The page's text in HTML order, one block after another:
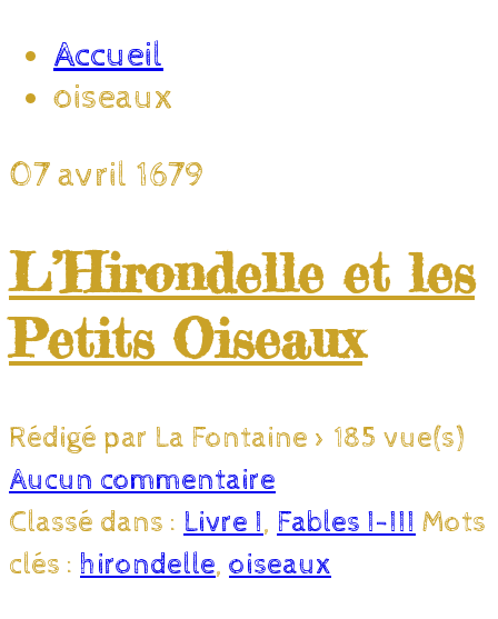
Accueil
oiseaux
07 avril 1679
L’Hirondelle et les
Petits Oiseaux
Rédigé par La Fontaine > 185 vue(s)
Aucun commentaire
Classé dans : Livre I, Fables I-III Mots
clés : hirondelle, oiseaux